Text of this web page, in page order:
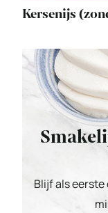
Kersenijs
Blijf als eerste